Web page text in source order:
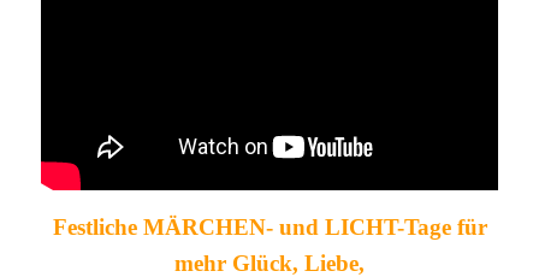
Festliche MÄRCHEN- und LICHT-Tage für
mehr Glück, Liebe,